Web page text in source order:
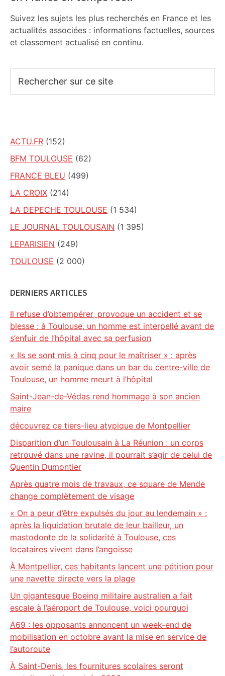
Suivez les sujets les plus recherchés en France et les
actualités associées : informations factuelles, sources
et classement actualisé en continu.
sur
ACTU.FR (152)
BFM TOULOUSE (62)
FRANCE BLEU (499)
LA CROIX (214)
LA DEPECHE TOULOUSE (1 534)
LE JOURNAL TOULOUSAIN (1 395)
LEPARISIEN (249)
TOULOUSE (2 000)
DERNIERS ARTICLES
Il refuse d’obtempérer, provoque un accident et se
blesse : à Toulouse, un homme est interpellé avant de
s’enfuir de l’hôpital avec sa perfusion
« Ils se sont mis à cinq pour le maîtriser » : après
avoir semé la panique dans un bar du centre-ville de
Toulouse, un homme meurt à l’hôpital
Saint-Jean-de-Védas rend hommage à son ancien
maire
découvrez ce tiers-lieu atypique de Montpellier
Disparition d’un Toulousain à La Réunion : un corps
retrouvé dans une ravine, il pourrait s’agir de celui de
Quentin Dumontier
Après quatre mois de travaux, ce square de Mende
change complètement de visage
« On a peur d’être expulsés du jour au lendemain » :
après la liquidation brutale de leur bailleur, un
mastodonte de la solidarité à Toulouse, ces
locataires vivent dans l’angoisse
À Montpellier, ces habitants lancent une pétition pour
une navette directe vers la plage
Un gigantesque Boeing militaire australien a fait
escale à l’aéroport de Toulouse, voici pourquoi
A69 : les opposants annoncent un week-end de
mobilisation en octobre avant la mise en service de
l’autoroute
À Saint-Denis, les fournitures scolaires seront